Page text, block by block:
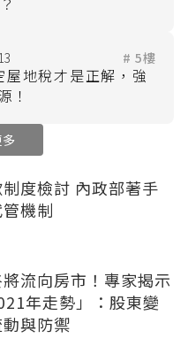
# 5樓
地稅才是正解，強
度檢討 內政部著手
機制
流向房市！專家揭示
年走勢」：股東變
與防禦